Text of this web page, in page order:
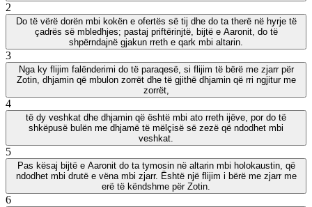
2
Do të vërë dorën mbi kokën e ofertës së tij dhe do ta therë në hyrje të
çadrës së mbledhjes; pastaj priftërinjtë, bijtë e Aaronit, do të
shpërndajnë gjakun rreth e qark mbi altarin.
3
Nga ky flijim falënderimi do të paraqesë, si flijim të bërë me zjarr për
Zotin, dhjamin që mbulon zorrët dhe të gjithë dhjamin që rri ngjitur me
zorrët,
4
të dy veshkat dhe dhjamin që është mbi ato rreth ijëve, por do të
shkëpusë bulën me dhjamë të mëlçisë së zezë që ndodhet mbi
veshkat.
5
Pas kësaj bijtë e Aaronit do ta tymosin në altarin mbi holokaustin, që
ndodhet mbi drutë e vëna mbi zjarr. Është një flijim i bërë me zjarr me
erë të këndshme për Zotin.
6